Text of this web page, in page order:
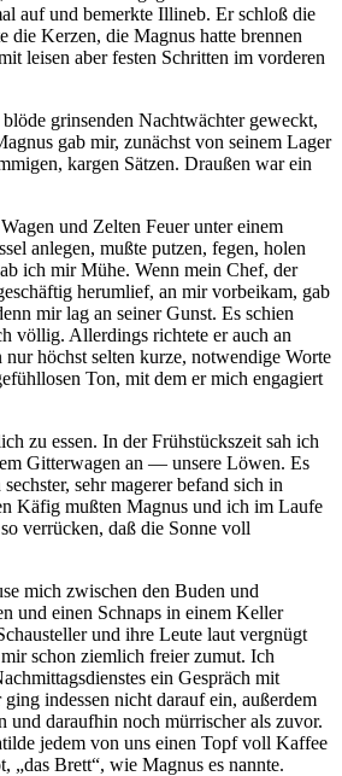
auf und bemerkte Illineb. Er schloß die
die Kerzen, die Magnus hatte brennen
leisen aber festen Schritten im vorderen
grinsenden Nachtwächter geweckt,
gab mir, zunächst von seinem Lager
kargen Sätzen. Draußen war ein
und Zelten Feuer unter einem
anlegen, mußte putzen, fegen, holen
ich mir Mühe. Wenn mein Chef, der
herumlief, an mir vorbeikam, gab
mir lag an seiner Gunst. Es schien
völlig. Allerdings richtete er auch an
höchst selten kurze, notwendige Worte
Ton, mit dem er mich engagiert
zu essen. In der Frühstückszeit sah ich
Gitterwagen an — unsere Löwen. Es
sehr magerer befand sich in
Käfig mußten Magnus und ich im Laufe
verrücken, daß die Sonne voll
mich zwischen den Buden und
und einen Schnaps in einem Keller
und ihre Leute laut vergnügt
schon ziemlich freier zumut. Ich
ein Gespräch mit
indessen nicht darauf ein, außerdem
und daraufhin noch mürrischer als zuvor.
jedem von uns einen Topf voll Kaffee
„das Brett“, wie Magnus es nannte.